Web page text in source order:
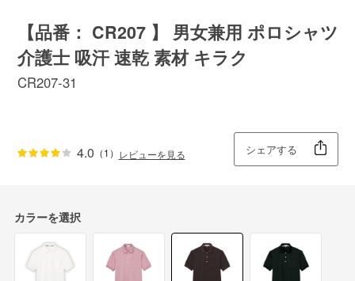
【品番： CR207 】 男女兼用 ポロシャツ
介護士 吸汗 速乾 素材 キラク
CR207-31
4.0 （1） レビューを見る シェアする
カラーを選択